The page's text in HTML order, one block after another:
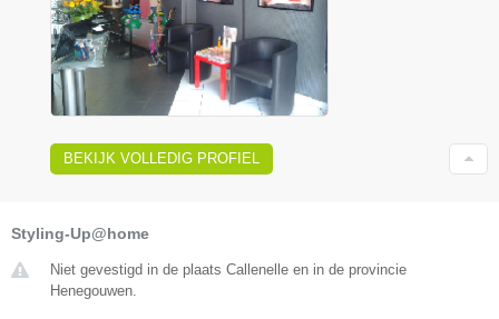
BEKIJK VOLLEDIG PROFIEL
Styling-Up@home
Niet gevestigd in de plaats Callenelle en in de provincie
Henegouwen.